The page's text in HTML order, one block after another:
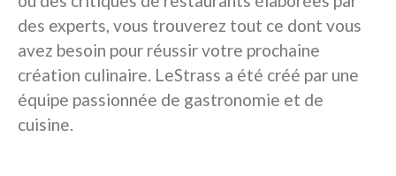
des experts, vous trouverez tout ce dont vous
avez besoin pour réussir votre prochaine
création culinaire. LeStrass a été créé par une
équipe passionnée de gastronomie et de
cuisine.